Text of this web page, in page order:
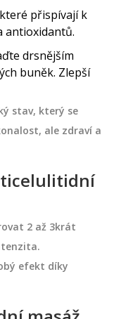
přispívají k
antioxidantů.
drsnějším
buněk. Zlepší
stav, který se
ale zdraví a
2 až 3krát
efekt díky